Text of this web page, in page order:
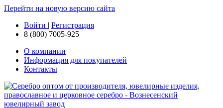
Перейти на новую версию сайта
Войти | Регистрация
8 (800) 7005-925
О компании
Информация для покупателей
Контакты